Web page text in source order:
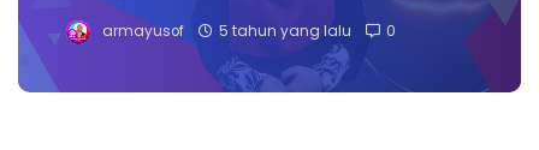
armayusof 5 tahun yang lalu 0